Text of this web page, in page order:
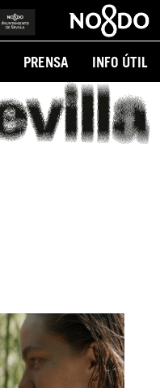
PRENSA INFO ÚTIL